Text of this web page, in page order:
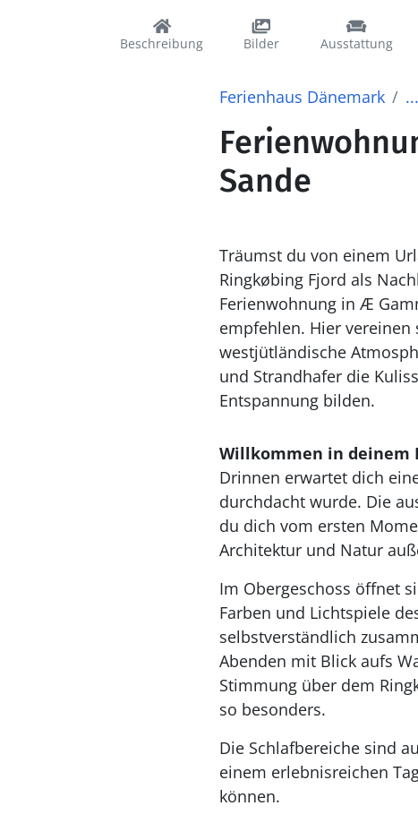
Beschreibung Bilder Ausstattung
Ferienhaus Dänemark ...
Sande
Träumst du von einem
Ringkøbing Fjord als
Ferienwohnung in Æ
empfehlen. Hier
westjütländische
und Strandhafer die
Entspannung bilden.
Willkommen in deinem
Drinnen erwartet dich
durchdacht wurde. Die
du dich vom ersten
Architektur und Natur
Im Obergeschoss öffnet
Farben und Lichtspiele
selbstverständlich
Abenden mit Blick aufs
Stimmung über dem
so besonders.
Die Schlafbereiche sind
einem erlebnisreichen
können.